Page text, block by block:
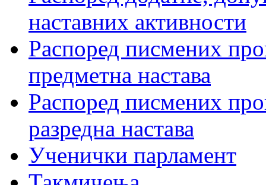
наставних активности
Распоред писмених
предметна настава
Распоред писмених
разредна настава
Ученички парламент